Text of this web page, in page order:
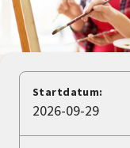
Cirkelledare
Nyheter
Avdelningar
Startdatum:
2026-09-29